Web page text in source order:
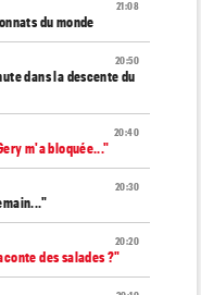
21:08
du monde
20:50
dans la descente du
20:40
m'a bloquée..."
20:30
20:20
des salades ?"